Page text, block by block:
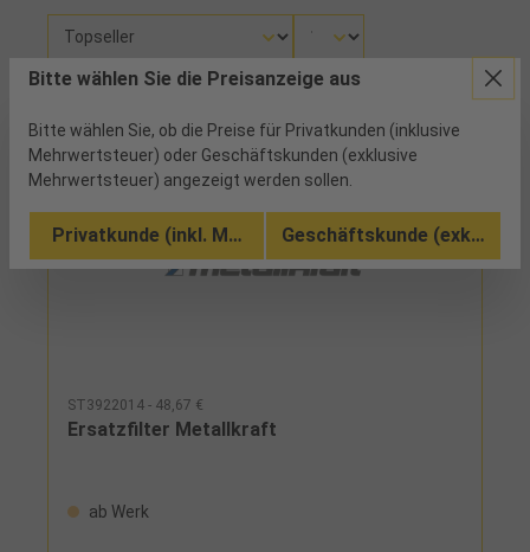
ST3922014 - 48,67 €
Ersatzfilter Metallkraft
ab Werk
Bitte wählen Sie die Preisanzeige aus
Bitte wählen Sie, ob die Preise für Privatkunden (inklusive
Mehrwertsteuer) oder Geschäftskunden (exklusive
Mehrwertsteuer) angezeigt werden sollen.
Privatkunde (inkl. MwSt.) Geschäftskunde (exkl.